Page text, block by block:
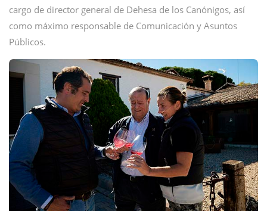
cargo de director general de Dehesa de los Canónigos, así
como máximo responsable de Comunicación y Asuntos
Públicos.